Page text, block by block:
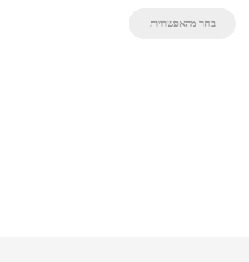
בחר מהאפשרויות